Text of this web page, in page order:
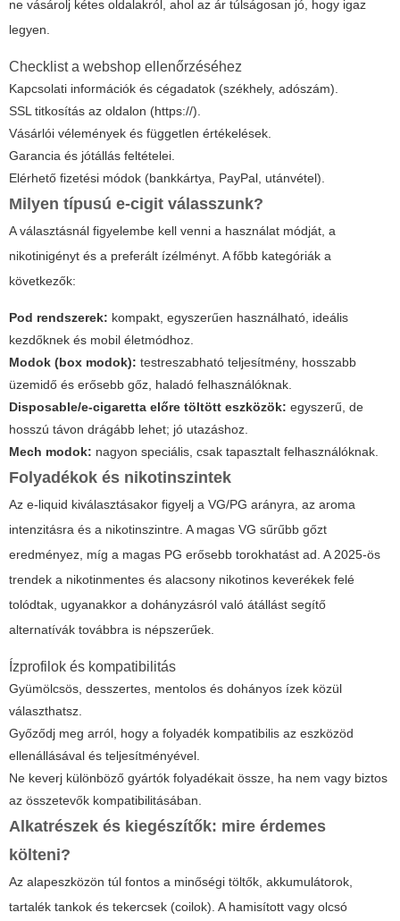
ne vásárolj kétes oldalakról, ahol az ár túlságosan jó, hogy igaz
legyen.
Checklist a webshop ellenőrzéséhez
Kapcsolati információk és cégadatok (székhely, adószám).
SSL titkosítás az oldalon (https://).
Vásárlói vélemények és független értékelések.
Garancia és jótállás feltételei.
Elérhető fizetési módok (bankkártya, PayPal, utánvétel).
Milyen típusú e-cigit válasszunk?
A választásnál figyelembe kell venni a használat módját, a
nikotinigényt és a preferált ízélményt. A főbb kategóriák a
következők:
Pod rendszerek: kompakt, egyszerűen használható, ideális
kezdőknek és mobil életmódhoz.
Modok (box modok): testreszabható teljesítmény, hosszabb
üzemidő és erősebb gőz, haladó felhasználóknak.
Disposable/e-cigaretta előre töltött eszközök: egyszerű, de
hosszú távon drágább lehet; jó utazáshoz.
Mech modok: nagyon speciális, csak tapasztalt felhasználóknak.
Folyadékok és nikotinszintek
Az e-liquid kiválasztásakor figyelj a VG/PG arányra, az aroma
intenzitásra és a nikotinszintre. A magas VG sűrűbb gőzt
eredményez, míg a magas PG erősebb torokhatást ad. A 2025-ös
trendek a nikotinmentes és alacsony nikotinos keverékek felé
tolódtak, ugyanakkor a dohányzásról való átállást segítő
alternatívák továbbra is népszerűek.
Ízprofilok és kompatibilitás
Gyümölcsös, desszertes, mentolos és dohányos ízek közül
választhatsz.
Győződj meg arról, hogy a folyadék kompatibilis az eszközöd
ellenállásával és teljesítményével.
Ne keverj különböző gyártók folyadékait össze, ha nem vagy biztos
az összetevők kompatibilitásában.
Alkatrészek és kiegészítők: mire érdemes
költeni?
Az alapeszközön túl fontos a minőségi töltők, akkumulátorok,
tartalék tankok és tekercsek (coilok). A hamisított vagy olcsó